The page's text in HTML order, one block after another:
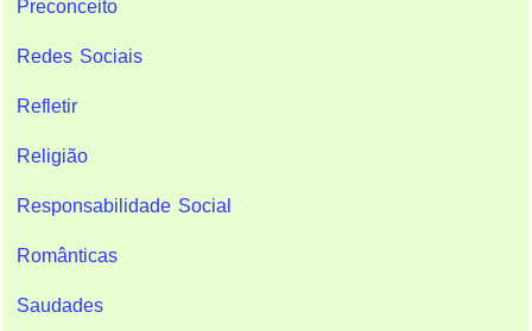
Preconceito
Redes Sociais
Refletir
Religião
Responsabilidade Social
Românticas
Saudades